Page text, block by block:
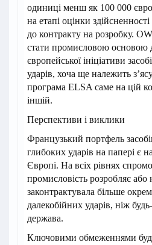
одиниці менш як 100 000
на етапі оцінки
до контракту на розробку.
стати промисловою основою
європейської ініціативи
ударів, хоча ще належить
програма ELSA саме на цій
іншій.
Перспективи і виклики
Французький портфель
глибоких ударів на папері є
Європі. На всіх рівнях
промисловість розробляє
законтрактувала більше
далекобійних ударів, ніж
держава.
Ключовими обмеженнями